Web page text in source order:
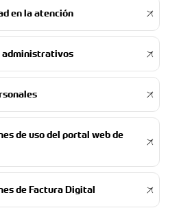
en la atención
administrativos
de uso del portal web de
de Factura Digital